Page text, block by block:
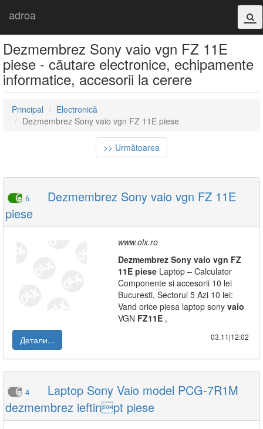
adroa
Dezmembrez Sony vaio vgn FZ 11E
piese - căutare electronice, echipamente
informatice, accesorii la cerere
Principal
Electronică
Dezmembrez Sony vaio vgn FZ 11E piese
>> Următoarea
6
Dezmembrez Sony vaio vgn FZ 11E
piese
www.olx.ro
Dezmembrez Sony vaio vgn FZ
11E piese Laptop – Calculator
Componente si accesorii 10 lei
Bucuresti, Sectorul 5 Azi 10 lei:
Vand orice piesa laptop sony vaio
VGN FZ11E ,
Детали...
03.11|12:02
4
Laptop Sony Vaio model PCG-7R1M
dezmembrez ieftinpt piese